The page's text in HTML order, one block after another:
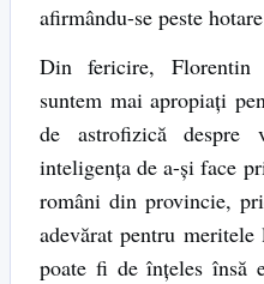
afirmându-se peste
Din fericire, Florentin
suntem mai apropiați
de astrofizică
inteligența de a-și face
români din provincie,
adevărat pentru
poate fi de înțeles însă